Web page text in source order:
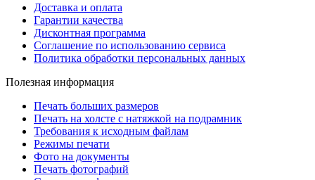
Доставка и оплата
Гарантии качества
Дисконтная программа
Соглашение по использованию сервиса
Политика обработки персональных данных
Полезная информация
Печать больших размеров
Печать на холсте c натяжкой на подрамник
Требования к исходным файлам
Режимы печати
Фото на документы
Печать фотографий